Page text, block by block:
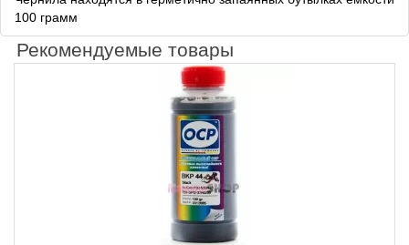
100 грамм
Рекомендуемые товары